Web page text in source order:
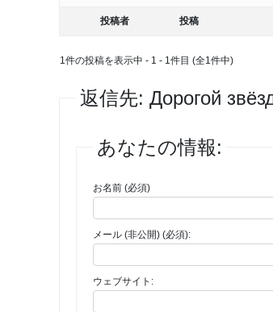
投稿者 投稿
1件の投稿を表示中 - 1 - 1件目 (全1件中)
返信先: Дорогой
あなたの情報:
お名前 (必須)
メール (非公開) (必須):
ウェブサイト: